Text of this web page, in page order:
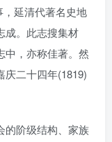
延清代著名史地
成。此志搜集材
中，亦称佳著。然
庆二十四年(1819)
的阶级结构、家族